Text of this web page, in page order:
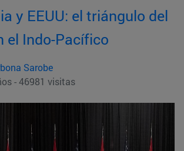
y EEUU: el triángulo del
el Indo-Pacífico
Sarobe
- 46981 visitas